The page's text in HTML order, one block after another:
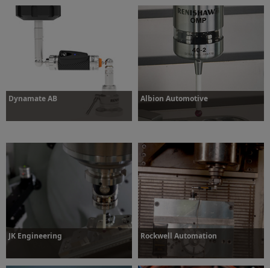
Dowiedz się więcej Dowiedz się więcej
Dynamate AB
Dowiedz się więcej
Albion Automotive
Dowiedz się więcej
JK Engineering Rockwell Automation